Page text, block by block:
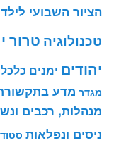
הציור השבועי לילד
טכנולוגיה טרור
יהודים ימנים
מגדר מדע
מנהלות, רכבים
ניסים ונפלאות